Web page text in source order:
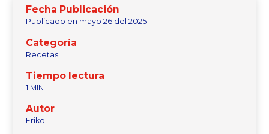
Fecha Publicación
Publicado en mayo 26 del 2025
Categoría
Recetas
Tiempo lectura
1 MIN
Autor
Friko